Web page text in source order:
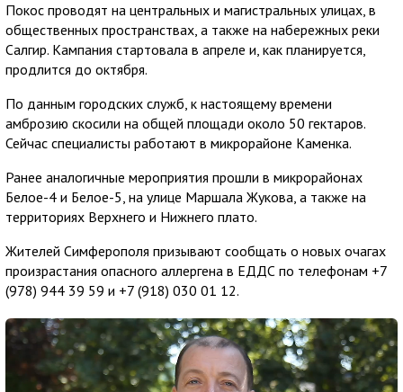
Покос проводят на центральных и магистральных улицах, в
общественных пространствах, а также на набережных реки
Салгир. Кампания стартовала в апреле и, как планируется,
продлится до октября.
По данным городских служб, к настоящему времени
амброзию скосили на общей площади около 50 гектаров.
Сейчас специалисты работают в микрорайоне Каменка.
Ранее аналогичные мероприятия прошли в микрорайонах
Белое-4 и Белое-5, на улице Маршала Жукова, а также на
территориях Верхнего и Нижнего плато.
Жителей Симферополя призывают сообщать о новых очагах
произрастания опасного аллергена в ЕДДС по телефонам +7
(978) 944 39 59 и +7 (918) 030 01 12.